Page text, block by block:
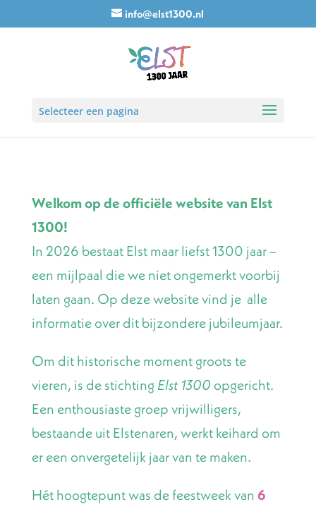
info@elst1300.nl
Selecteer een pagina
Welkom op de officiële website van Elst
1300!
In 2026 bestaat Elst maar liefst 1300 jaar –
een mijlpaal die we niet ongemerkt voorbij
laten gaan. Op deze website vind je alle
informatie over dit bijzondere jubileumjaar.
Om dit historische moment groots te
vieren, is de stichting Elst 1300 opgericht.
Een enthousiaste groep vrijwilligers,
bestaande uit Elstenaren, werkt keihard om
er een onvergetelijk jaar van te maken.
Hét hoogtepunt was de feestweek van 6